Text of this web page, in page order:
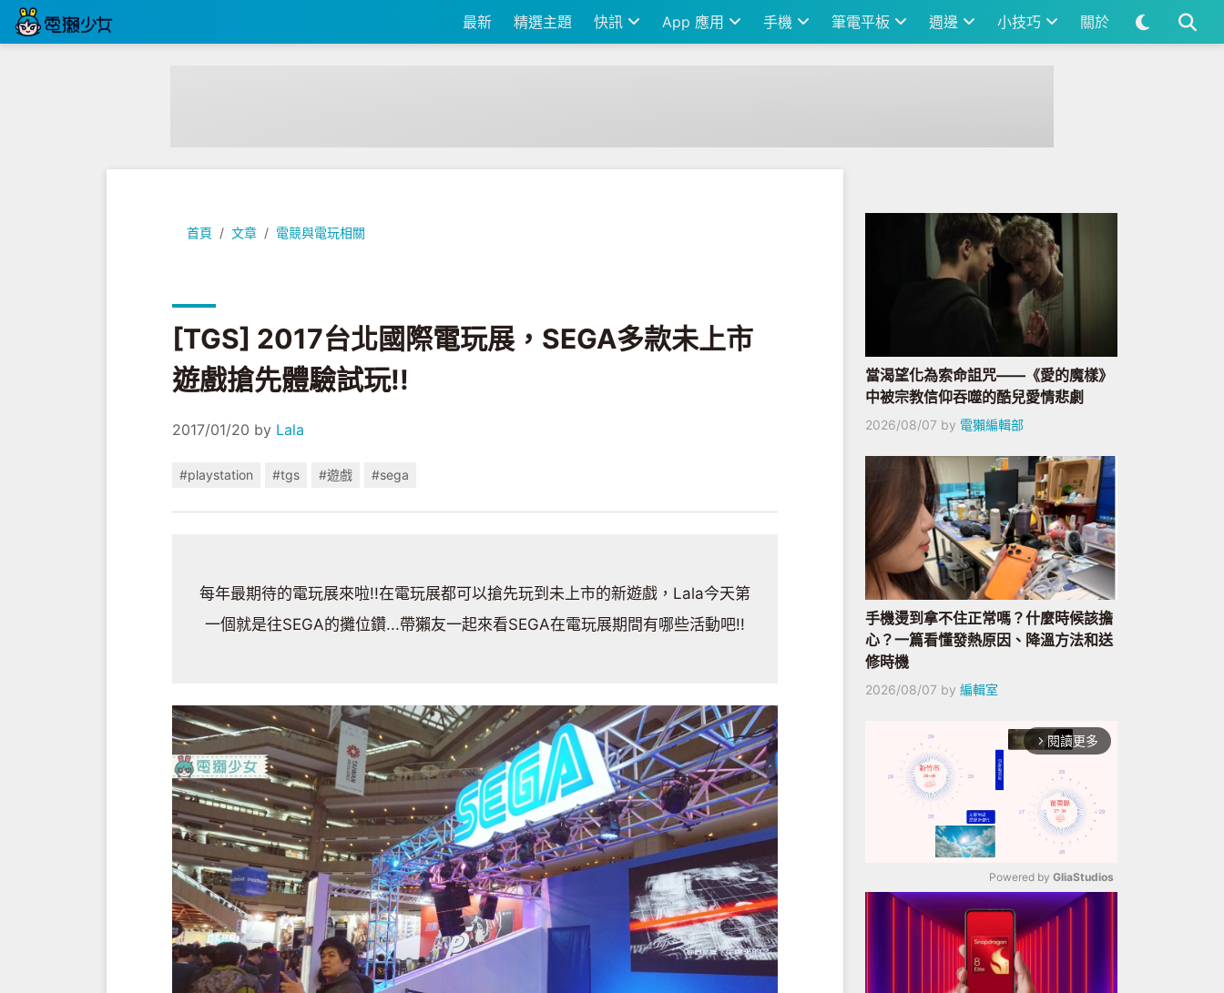
最新 精選主題 快訊 App 應用 手機 筆電平板 週邊 小技巧 關於
首頁 文章 電競與電玩相關
[TGS] 2017台北國際電玩展，SEGA多款未上市遊戲搶先體驗試玩!!
[TGS] 2017台北國際電玩展，SEGA多款未上市
遊戲搶先體驗試玩!!
2017/01/20 by Lala
#playstation #tgs #遊戲 #sega
每年最期待的電玩展來啦!!在電玩展都可以搶先玩到未上市的新遊戲，Lala今天第
一個就是往SEGA的攤位鑽...帶獺友一起來看SEGA在電玩展期間有哪些活動吧!!
當渴望化為索命詛咒——《愛的魔樣》
中被宗教信仰吞噬的酷兒愛情悲劇
2026/08/07 by 電獺編輯部
手機燙到拿不住正常嗎？什麼時候該擔
心？一篇看懂發熱原因、降溫方法和送
修時機
2026/08/07 by 編輯室
arrow_forward_ios 閱讀更多
Mute
Powered by GliaStudios